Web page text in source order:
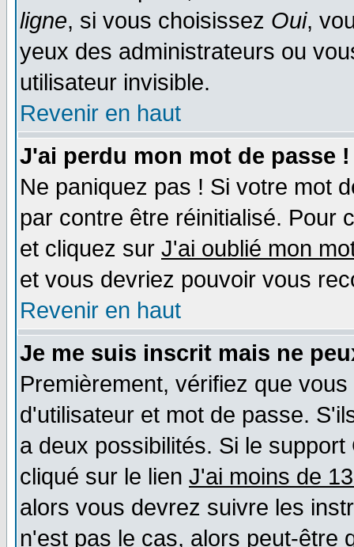
ligne, si vous choisissez Oui,
yeux des administrateurs ou
utilisateur invisible.
Revenir en haut
J'ai perdu mon mot de passe !
Ne paniquez pas ! Si votre mot
par contre être réinitialisé. Pour
et cliquez sur J'ai oublié mon
et vous devriez pouvoir vous
Revenir en haut
Je me suis inscrit mais ne
Premièrement, vérifiez que
d'utilisateur et mot de passe.
a deux possibilités. Si le
cliqué sur le lien J'ai moins de
alors vous devrez suivre les
n'est pas le cas, alors peut-être